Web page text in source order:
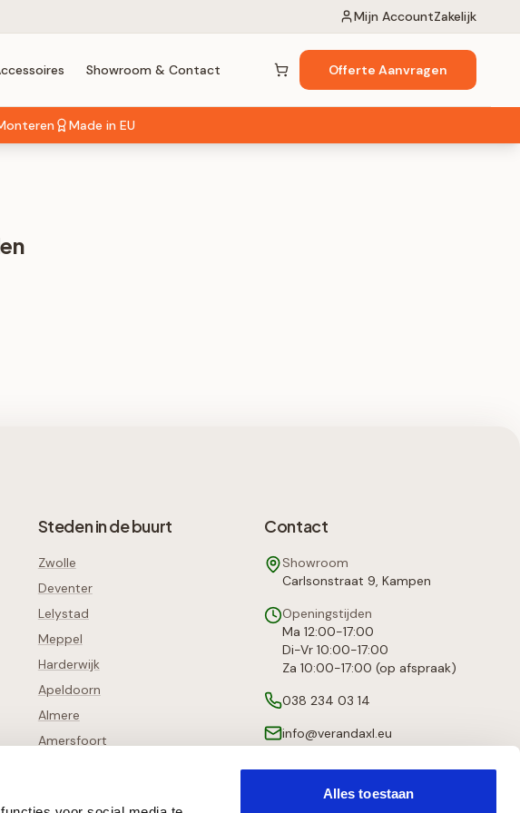
Alles toestaan
Mijn AccountZakelijk
Showroom & Contact Winkelwagen (0items)
Offerte Aanvragen
Made in EU
Steden in de buurt
Zwolle
Deventer
Lelystad
Meppel
Harderwijk
Apeldoorn
Almere
Amersfoort
Contact
Showroom
Carlsonstraat 9, Kampen
Openingstijden
Ma 12:00-17:00
Di-Vr 10:00-17:00
Za 10:00-17:00 (op afspraak)
038 234 03 14
info@verandaxl.eu